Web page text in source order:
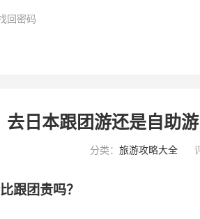
回密码
去日本跟团游还是自助
分类： 旅游攻略大全
跟团贵吗？